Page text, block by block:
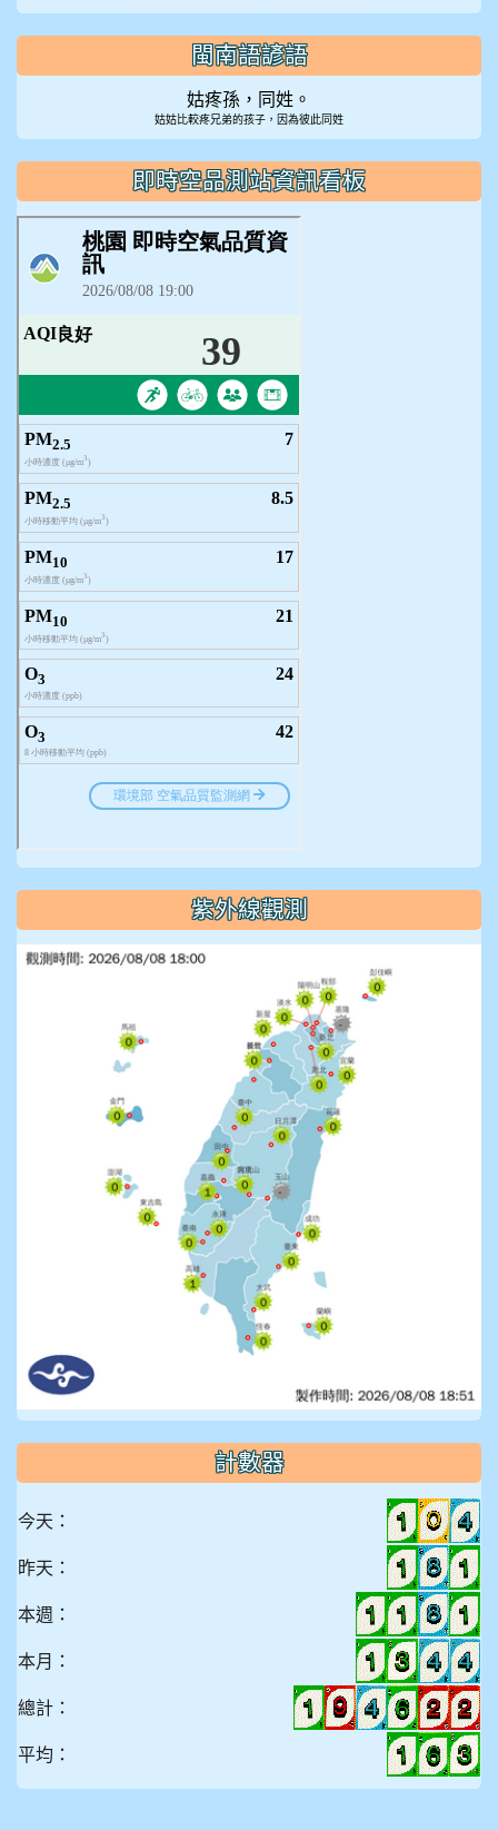
閩南語諺語
姑疼孫，同姓。
姑姑比較疼兄弟的孩子，因為彼此同姓
即時空品測站資訊看板
紫外線觀測
計數器
今天：
昨天：
本週：
本月：
總計：
平均：